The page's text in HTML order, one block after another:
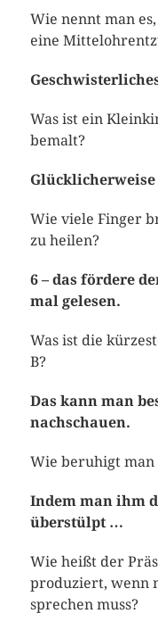
Wie nennt man
eine
Was ist ein
bemalt?
Wie viele Finger
zu heilen?
6 – das fördere
mal gelesen.
Was ist die
B?
Das kann man
nachschauen.
Wie beruhigt man
Indem man ihm
überstülpt …
Wie heißt der
produziert, wenn
sprechen muss?